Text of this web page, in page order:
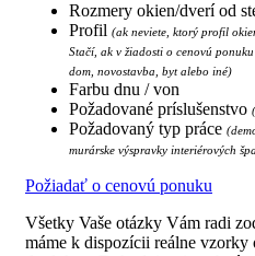
Rozmery okien/dverí od
Profil (ak neviete, ktorý profil
Stačí, ak v žiadosti o cenovú
dom, novostavba, byt alebo iné)
Farbu dnu / von
Požadované príslušenstvo
Požadovaný typ práce
murárske výspravky interiérových
Požiadať o cenovú ponuku
Všetky Vaše otázky Vám radi
máme k dispozícii reálne